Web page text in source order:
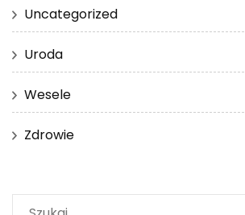
Uncategorized
Uroda
Wesele
Zdrowie